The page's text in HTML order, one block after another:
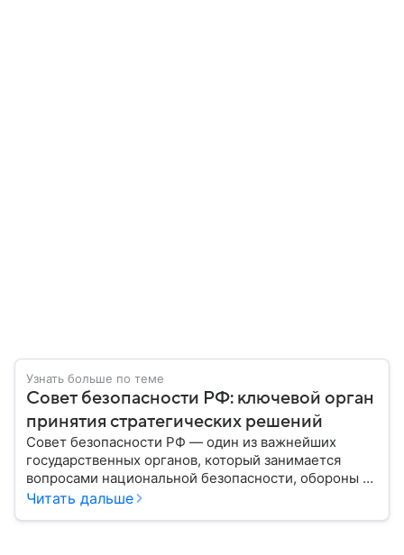
Узнать больше по теме
Совет безопасности РФ: ключевой орган
принятия стратегических решений
Совет безопасности РФ — один из важнейших
государственных органов, который занимается
вопросами национальной безопасности, обороны и
стратегического планирования. В этом материале
Читать дальше